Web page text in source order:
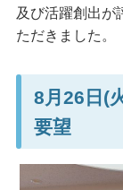
及び活躍創出が
ただきました。
8月26日(
要望